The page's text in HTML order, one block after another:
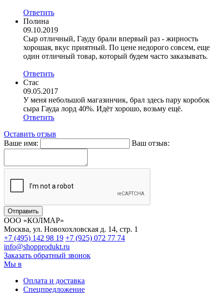
Ответить
Полина
09.10.2019
Сыр отличный, Гауду брали впервый раз - жирность
хорошая, вкус приятный. По цене недорого совсем, еще
один отличный товар, который будем часто заказывать.
Ответить
Стас
09.05.2017
У меня небольшой магазинчик, брал здесь пару коробок
сыра Гауда лорд 40%. Идёт хорошо, возьму ещё.
Ответить
Оставить отзыв
Ваше имя:
Ваш отзыв:
ООО «КОЛМАР»
Москва, ул. Новохохловская д. 14, стр. 1
+7 (495) 142 98 19 +7 (925) 072 77 74
info@shopprodukt.ru
Заказать обратный звонок
Мы в
Оплата и доставка
Спецпредложение